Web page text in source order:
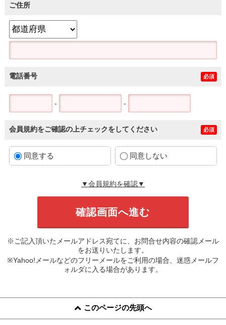
ご住所
電話番号 必須
- -
会員規約をご確認の上チェックをしてください 必須
同意する 同意しない
▼会員規約を確認▼
※ご記入頂いたメールアドレス宛てに、お問合せ内容の確認メール
をお送りいたします。
※Yahoo!メールなどのフリーメールをご利用の場合、迷惑メールフ
ォルダに入る場合があります。
このページの先頭へ